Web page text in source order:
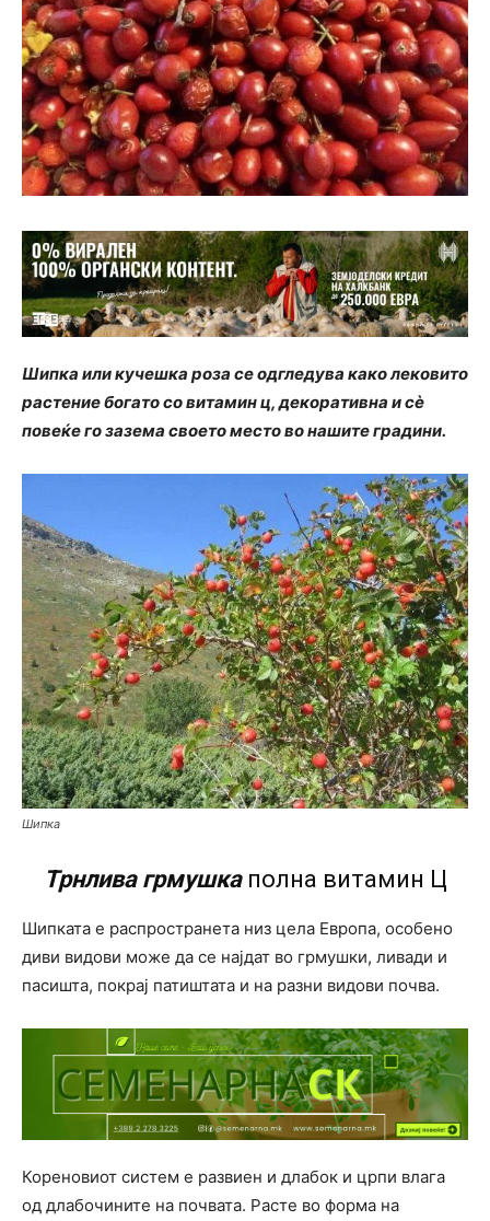
Шипка или кучешка роза се одгледува како лековито
растение богато со витамин ц, декоративна и сè
повеќе го зазема своето место во нашите градини.
Шипка
Трнлива грмушкаполна витамин Ц
Шипката е распространета низ цела Европа, особено
диви видови може да се најдат во грмушки, ливади и
пасишта, покрај патиштата и на разни видови почва.
Кореновиот систем е развиен и длабок и црпи влага
од длабочините на почвата. Расте во форма на